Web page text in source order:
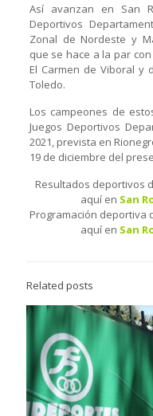
Así avanzan en San
Deportivos
Zonal de Nordeste y
que se hace a la par
El Carmen de Viboral y
Toledo.
Los campeones de
Juegos Deportivos
2021, prevista en
19 de diciembre del
Resultados deportivos
aquí en San
Programación deportiva
aquí en San
Related posts